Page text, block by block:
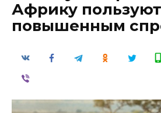
Африку
повышенным